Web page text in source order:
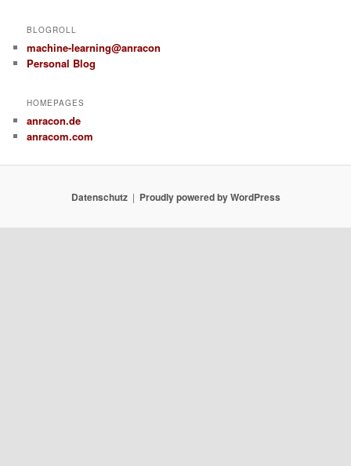
BLOGROLL
machine-learning@anracon
Personal Blog
HOMEPAGES
anracon.de
anracom.com
Datenschutz Proudly powered by WordPress